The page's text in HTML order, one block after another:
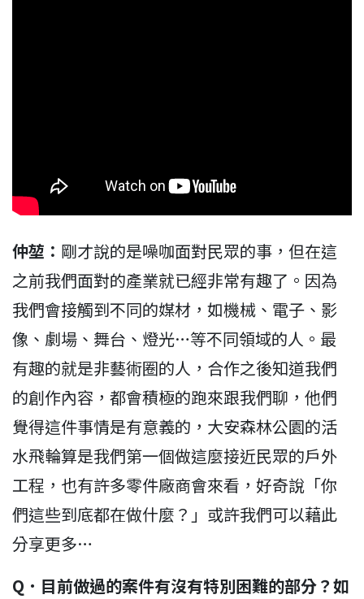
仲堃： 剛才說的是噪咖面對民眾的事，但在這
之前我們面對的產業就已經非常有趣了。因為
我們會接觸到不同的媒材，如機械、電子、影
像、劇場、舞台、燈光…等不同領域的人。最
有趣的就是非藝術圈的人，合作之後知道我們
的創作內容，都會積極的跑來跟我們聊，他們
覺得這件事情是有意義的，大安森林公園的活
水飛輪算是我們第一個做這麼接近民眾的戶外
工程，也有許多零件廠商會來看，好奇說「你
們這些到底都在做什麼？」或許我們可以藉此
分享更多…
Q ． 目前做過的案件有沒有特別困難的部分？如